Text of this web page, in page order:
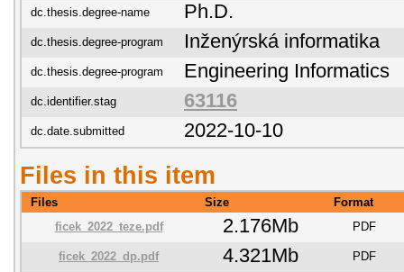
dc.thesis.degree-name Ph.D.
dc.thesis.degree-program Inženýrská informatika
dc.thesis.degree-program Engineering Informatics
dc.identifier.stag 63116
dc.date.submitted 2022-10-10
Files in this item
Files Size
Format
ficek_2022_teze.pdf
2.176Mb PDF
ficek_2022_dp.pdf 4.321Mb PDF